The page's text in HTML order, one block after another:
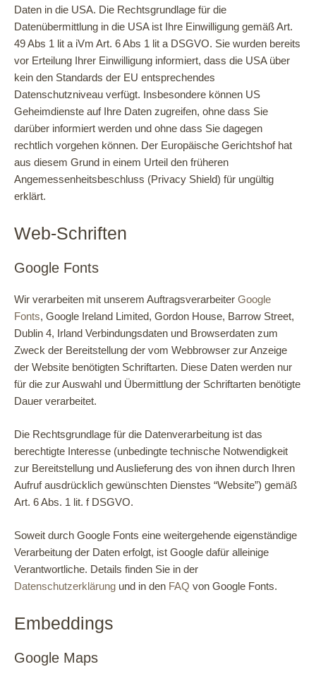
Daten in die USA. Die Rechtsgrundlage für die
Datenübermittlung in die USA ist Ihre Einwilligung gemäß Art.
49 Abs 1 lit a iVm Art. 6 Abs 1 lit a DSGVO. Sie wurden bereits
vor Erteilung Ihrer Einwilligung informiert, dass die USA über
kein den Standards der EU entsprechendes
Datenschutzniveau verfügt. Insbesondere können US
Geheimdienste auf Ihre Daten zugreifen, ohne dass Sie
darüber informiert werden und ohne dass Sie dagegen
rechtlich vorgehen können. Der Europäische Gerichtshof hat
aus diesem Grund in einem Urteil den früheren
Angemessenheitsbeschluss (Privacy Shield) für ungültig
erklärt.
Web-Schriften
Google Fonts
Wir verarbeiten mit unserem Auftragsverarbeiter Google
Fonts, Google Ireland Limited, Gordon House, Barrow Street,
Dublin 4, Irland Verbindungsdaten und Browserdaten zum
Zweck der Bereitstellung der vom Webbrowser zur Anzeige
der Website benötigten Schriftarten. Diese Daten werden nur
für die zur Auswahl und Übermittlung der Schriftarten benötigte
Dauer verarbeitet.
Die Rechtsgrundlage für die Datenverarbeitung ist das
berechtigte Interesse (unbedingte technische Notwendigkeit
zur Bereitstellung und Auslieferung des von ihnen durch Ihren
Aufruf ausdrücklich gewünschten Dienstes “Website”) gemäß
Art. 6 Abs. 1 lit. f DSGVO.
Soweit durch Google Fonts eine weitergehende eigenständige
Verarbeitung der Daten erfolgt, ist Google dafür alleinige
Verantwortliche. Details finden Sie in der
Datenschutzerklärung und in den FAQ von Google Fonts.
Embeddings
Google Maps